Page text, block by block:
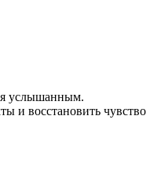
услышанным.
и восстановить чувство